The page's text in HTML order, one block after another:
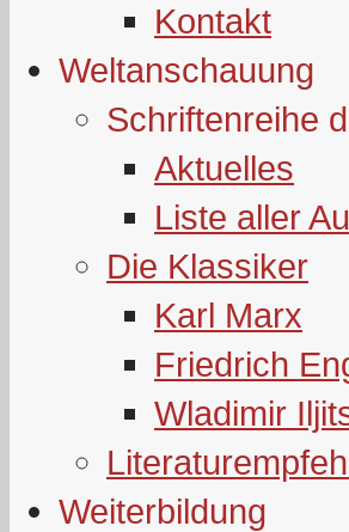
Kontakt
Weltanschauung
Schriftenreihe
Aktuelles
Liste aller
Die Klassiker
Karl Marx
Friedrich
Wladimir
Weiterbildung